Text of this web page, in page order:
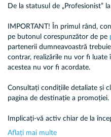
De la statusul de „Profesionist”
IMPORTANT! În primul rând,
pe butonul corespunzător de pe
partenerii dumneavoastră
contrar, realizările nu vor fi luate
acestea nu vor fi acordate.
Consultați condițiile detaliate și
pagina de destinație a promoției.
Implicați-vă activ chiar de la
Aflați mai multe